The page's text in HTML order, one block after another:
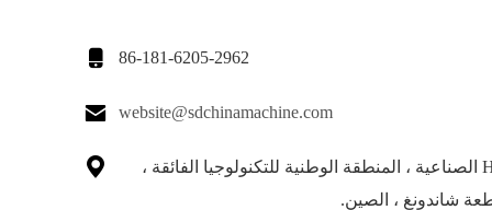
 86-181-6205-2962
 website@sdchinamachine.com

حديقة Huoju الصناعية ، المنطقة الوطنية للتكنولوجيا الفائقة ،
شاندونغ ، الصين.